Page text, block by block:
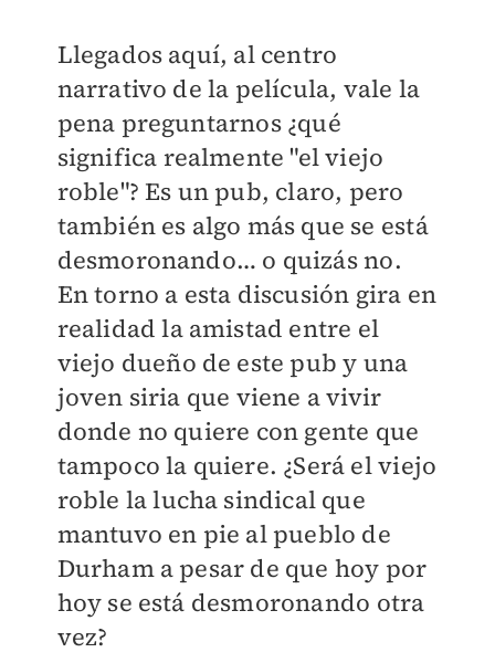
Llegados aquí, al centro
narrativo de la película, vale la
pena preguntarnos ¿qué
significa realmente "el viejo
roble"? Es un pub, claro, pero
también es algo más que se está
desmoronando… o quizás no.
En torno a esta discusión gira en
realidad la amistad entre el
viejo dueño de este pub y una
joven siria que viene a vivir
donde no quiere con gente que
tampoco la quiere. ¿Será el viejo
roble la lucha sindical que
mantuvo en pie al pueblo de
Durham a pesar de que hoy por
hoy se está desmoronando otra
vez?